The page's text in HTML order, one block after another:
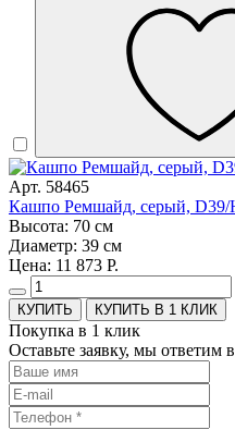
Арт. 58465
Кашпо Ремшайд, серый, D39/
Высота: 70 см
Диаметр: 39 см
Цена: 11 873 Р.
КУПИТЬ В 1 КЛИК
Покупка в 1 клик
Оставьте заявку, мы ответим